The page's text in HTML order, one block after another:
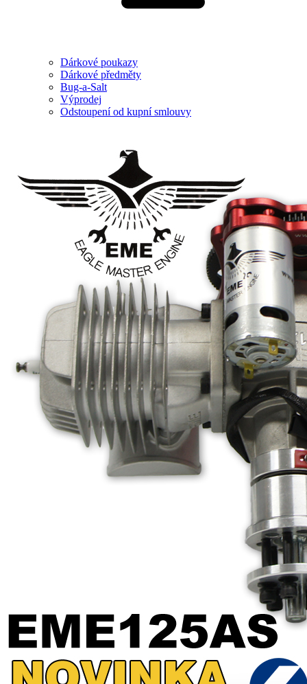
Dárkové poukazy
Dárkové předměty
Bug-a-Salt
Výprodej
Odstoupení od kupní smlouvy